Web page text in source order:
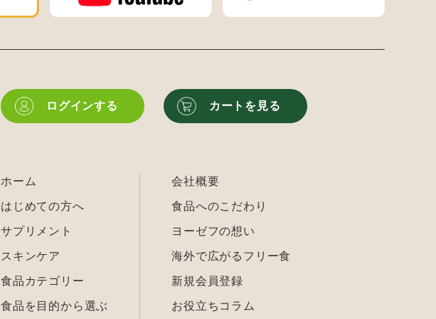
ログインする カートを見る
ホーム
はじめての方へ
サプリメント
スキンケア
食品カテゴリー
食品を目的から選ぶ
会社概要
食品へのこだわり
ヨーゼフの想い
海外で広がるフリー食
新規会員登録
お役立ちコラム